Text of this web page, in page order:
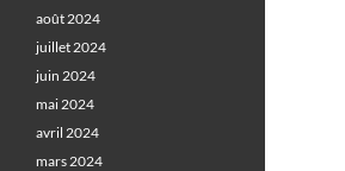
août 2024
juillet 2024
juin 2024
mai 2024
avril 2024
mars 2024